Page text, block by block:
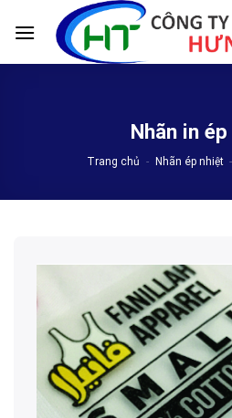
Nhãn in
Trang chủ - Nhãn ép nhiệt -